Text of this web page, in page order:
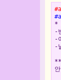
*
-
-
-